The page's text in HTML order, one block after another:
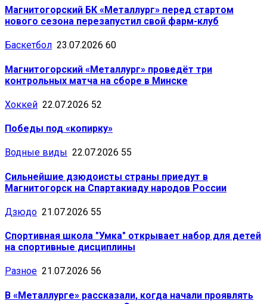
Магнитогорский БК «Металлург» перед стартом
нового сезона перезапустил свой фарм-клуб
Баскетбол 23.07.2026 60
Магнитогорский «Металлург» проведёт три
контрольных матча на сборе в Минске
Хоккей 22.07.2026 52
Победы под «копирку»
Водные виды 22.07.2026 55
Сильнейшие дзюдоисты страны приедут в
Магнитогорск на Спартакиаду народов России
Дзюдо 21.07.2026 55
Спортивная школа "Умка" открывает набор для детей
на спортивные дисциплины
Разное 21.07.2026 56
В «Металлурге» рассказали, когда начали проявлять